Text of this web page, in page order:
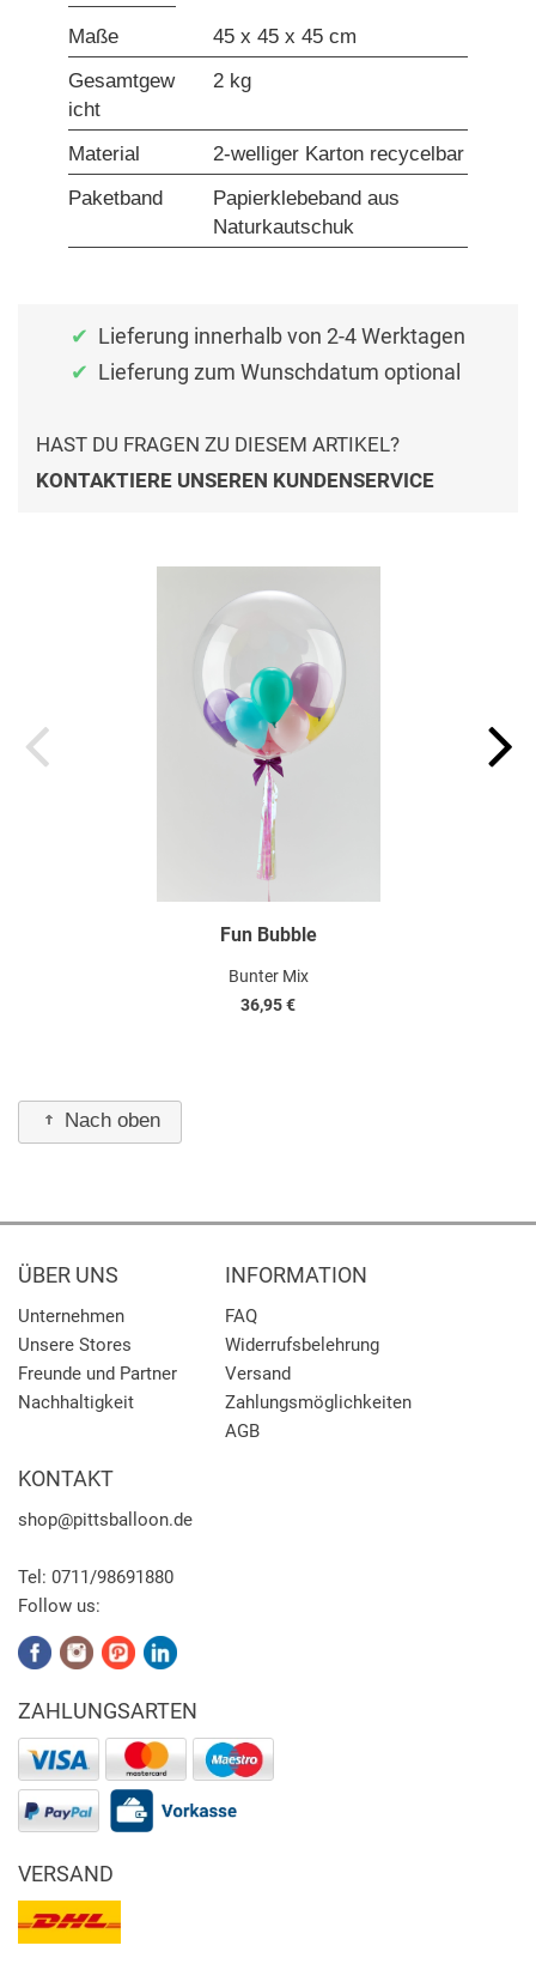
Maße
45 x 45 x 45 cm
Gesamtgew
icht
2 kg
Material
2-welliger Karton recycelbar
Paketband
Papierklebeband aus
Naturkautschuk
Lieferung innerhalb von 2-4 Werktagen
Lieferung zum Wunschdatum optional
HAST DU FRAGEN ZU DIESEM ARTIKEL?
KONTAKTIERE UNSEREN KUNDENSERVICE
Fun Bubble
Bunter Mix
36,95 €
Nach oben
ÜBER UNS
Unternehmen
Unsere Stores
Freunde und Partner
Nachhaltigkeit
INFORMATION
FAQ
Widerrufsbelehrung
Versand
Zahlungsmöglichkeiten
AGB
KONTAKT
shop@pittsballoon.de
Tel: 0711/98691880
Follow us:
ZAHLUNGSARTEN
VERSAND